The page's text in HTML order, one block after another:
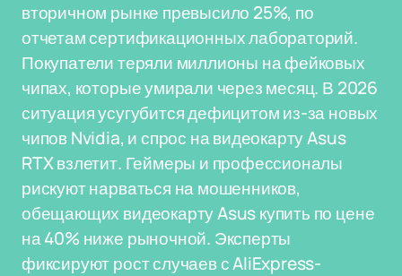
вторичном рынке превысило 25%, по
отчетам сертификационных лабораторий.
Покупатели теряли миллионы на фейковых
чипах, которые умирали через месяц. В 2026
ситуация усугубится дефицитом из-за новых
чипов Nvidia, и спрос на видеокарту Asus
RTX взлетит. Геймеры и профессионалы
рискуют нарваться на мошенников,
обещающих видеокарту Asus купить по цене
на 40% ниже рыночной. Эксперты
фиксируют рост случаев с AliExpress-